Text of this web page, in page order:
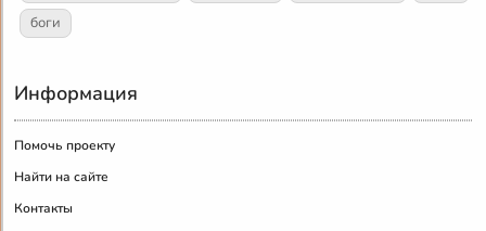
боги
Информация
Помочь проекту
Найти на сайте
Контакты